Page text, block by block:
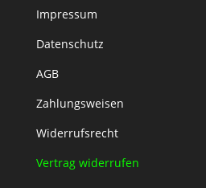
Impressum
Datenschutz
AGB
Zahlungsweisen
Widerrufsrecht
Vertrag widerrufen